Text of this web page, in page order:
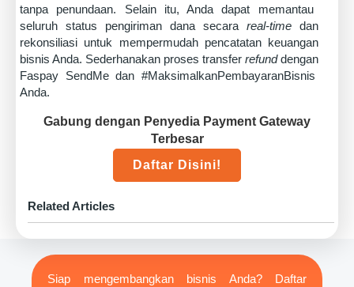
tanpa penundaan. Selain itu, Anda dapat memantau
seluruh status pengiriman dana secara real-time dan
rekonsiliasi untuk mempermudah pencatatan keuangan
bisnis Anda. Sederhanakan proses transfer refunddengan
Faspay SendMedan #MaksimalkanPembayaranBisnis
Anda.
Gabung dengan Penyedia Payment Gateway
Terbesar
Daftar Disini!
Related Articles
Siap mengembangkan bisnis Anda? Daftar